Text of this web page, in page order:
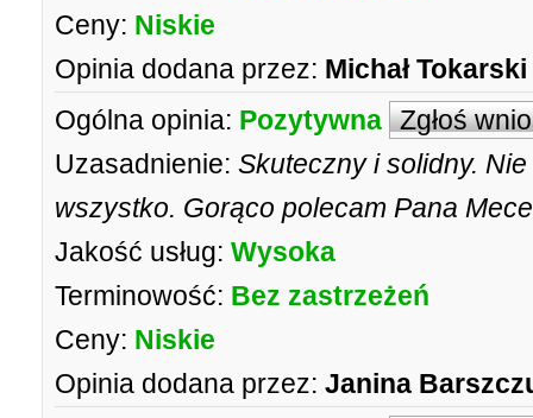
Ceny: Niskie
Opinia dodana przez: Michał Tokarski
Ogólna opinia: Pozytywna Zgłoś
Uzasadnienie: Skuteczny i solidny.
wszystko. Gorąco polecam Pana
Jakość usług: Wysoka
Terminowość: Bez zastrzeżeń
Ceny: Niskie
Opinia dodana przez: Janina